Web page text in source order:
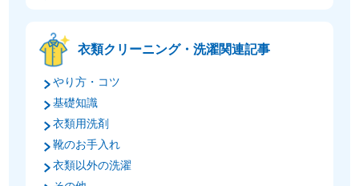
衣類クリーニング・洗濯関連記事
やり方・コツ
基礎知識
衣類用洗剤
靴のお手入れ
衣類以外の洗濯